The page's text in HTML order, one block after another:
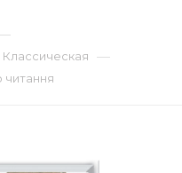
Классическая —
читання